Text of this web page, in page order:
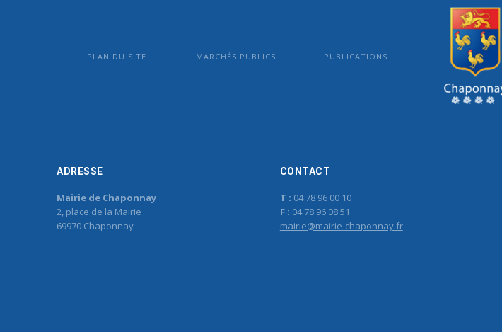
PLAN DU SITE MARCHÉS PUBLICS PUBLICATIONS
ADRESSE
Mairie de Chaponnay
2, place de la Mairie
69970 Chaponnay
CONTACT
T : 04 78 96 00 10
F : 04 78 96 08 51
mairie@mairie-chaponnay.fr